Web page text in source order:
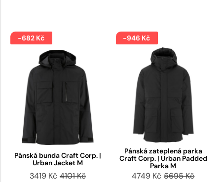
-682 Kč
Pánská bunda Craft Corp. |
Urban Jacket M
3419 Kč 4101 Kč
-946 Kč
Pánská zateplená parka
Craft Corp. | Urban Padded
Parka M
4749 Kč 5695 Kč